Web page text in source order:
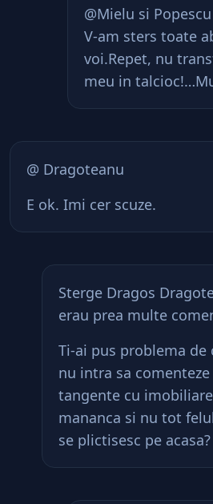
@Mielu si Popescu
V-am sters toate
voi.Repet, nu
meu in
@ Dragoteanu
E ok. Imi cer scuze.
Sterge Dragos
erau prea multe
Ti-ai pus problema de
nu intra sa
tangente cu
mananca si nu tot
se plictisesc pe acasa?